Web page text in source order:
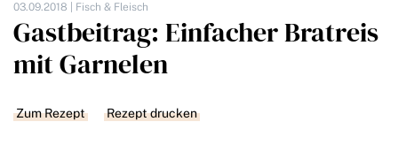
03.09.2018 | Fisch & Fleisch
Gastbeitrag: Einfacher Bratreis
mit Garnelen
Zum Rezept Rezept drucken